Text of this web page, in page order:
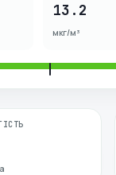
13.2
мкг/м³